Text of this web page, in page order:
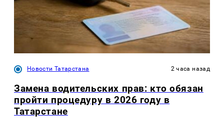
Новости Татарстана 2 часа назад
Замена водительских прав: кто обязан
пройти процедуру в 2026 году в
Татарстане